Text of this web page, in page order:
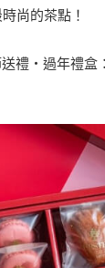
尚的茶點！
禮・過年禮盒：